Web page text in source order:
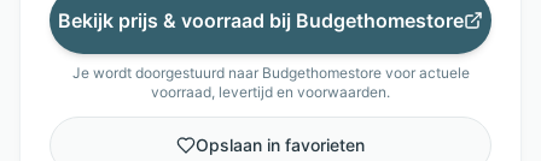
Bekijk prijs & voorraad bij Budgethomestore
Je wordt doorgestuurd naar Budgethomestorevoor actuele
voorraad, levertijd en voorwaarden.
Opslaan in favorieten